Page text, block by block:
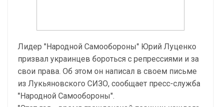
Лидер "Народной Самообороны" Юрий Луценко
призвал украинцев бороться с репрессиями и за
свои права. Об этом он написал в своем письме
из Лукьяновского СИЗО, сообщает пресс-служба
"Народной Самообороны".